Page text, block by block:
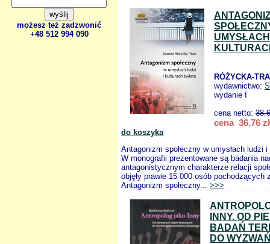
możesz też zadzwonić
+48 512 994 090
RÓŻYCKA-
wydawnictwo:
wydanie I
cena netto:
cena 36,76 zł
do koszyka
Antagonizm społeczny w umysłach ludzi
W monografii prezentowane są badania
antagonistycznym charakterze relacji
objęły prawie 15 000 osób pochodzących
Antagonizm społeczny... >>>
INNY. OD
BADAŃ
DO